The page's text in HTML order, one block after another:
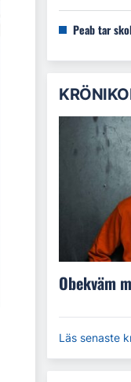
Peab tar
Obekväm
Läs senaste